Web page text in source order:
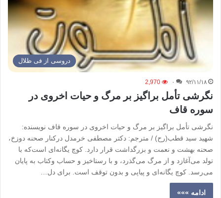
دروسی از فی ظلال
۹۲/۱۱/۱۸ ۰ 2,970
نگرشی تأمل براگیز بر مرگ و حیات اخروی در
سوره قاف
نگرشی تأمل براگیز بر مرگ و حیات اخروی در سوره قاف نویسنده:
شهید سید قطب(رح) / مترجم: دکتر مصطفی خرمدل درکنار صحنه دوزخ‌،
صحنه بهشت و نعمت و بزرگداشت قرار دارد. کوچ یگانه‌ای است‌که با
تولد می‌آغازد و از مرگ می‌گذرد، و با رستاخیز و حساب وکتاب به پایان
می‌رسد. کوچ یگانه‌ای و پیاپی و بدون توقف است‌. برای دل…
ادامه »»»